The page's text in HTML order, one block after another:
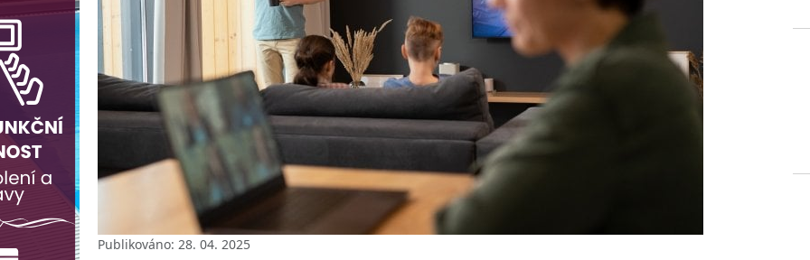
Publikováno: 28. 04. 2025